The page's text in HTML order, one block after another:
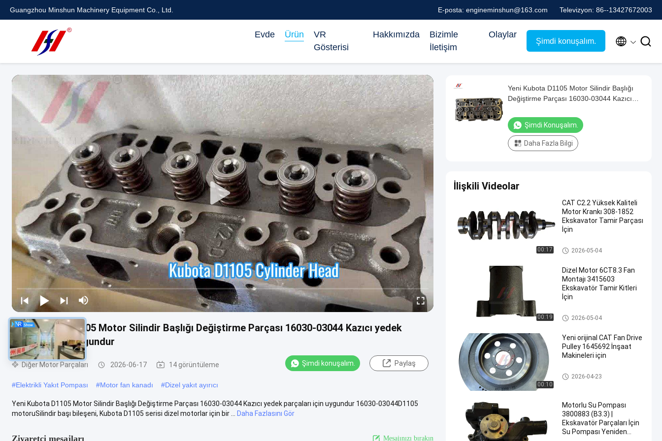
Guangzhou Minshun Machinery Equipment Co., Ltd. E-posta: engineminshun@163.com Televizyon: 86--13427672003
Evde Ürün
VR
Gösterisi
Hakkımızda
Bizimle
İletişim
Olaylar
Şimdi konuşalım.  
Yeni Kubota D1105 Motor Silindir Başlığı Değiştirme Parçası 16030-03044 Kazıcı yedek
parçaları için uygundur
Diğer Motor Parçaları 2026-06-17 14 görüntüleme Şimdi konuşalım. Paylaş
#Elektrikli Yakıt Pompası #Motor fan kanadı #Dizel yakıt ayırıcı
Yeni Kubota D1105 Motor Silindir Başlığı Değiştirme Parçası 16030-03044 Kazıcı yedek parçaları için uygundur 16030-03044D1105
motoruSilindir başı bileşeni, Kubota D1105 serisi dizel motorlar için bir ...
Daha Fazlasını Gör
Ziyaretçi mesajları Mesajınızı bırakın
Yeni Kubota D1105 Motor Silindir Başlığı
Değiştirme Parçası 16030-03044 Kazıcı
Şimdi Konuşalım.
Daha Fazla Bilgi
İlişkili Videolar
00:17
CAT C2.2 Yüksek Kaliteli
Motor Krankı 308-1852
Ekskavator Tamir Parçası
İçin
Diğer Motor Parçaları
2026-05-04
00:19
Dizel Motor 6CT8.3 Fan
Montajı 3415603
Ekskavatör Tamir Kitleri
İçin
Diğer Motor Parçaları
2026-05-04
00:10
Yeni orijinal CAT Fan Drive
Pulley 1645692 İnşaat
Makineleri için
Diğer Motor Parçaları
2026-04-23
Motorlu Su Pompası
3800883 (B3.3) |
Ekskavatör Parçaları İçin
Su Pompası Yeniden